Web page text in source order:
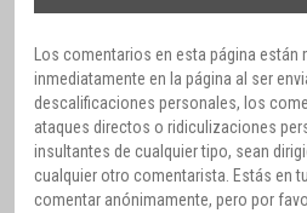
Los comentarios en esta página están
inmediatamente en la página al ser
descalificaciones personales, los
ataques directos o ridiculizaciones
insultantes de cualquier tipo, sean
cualquier otro comentarista. Estás en
comentar anónimamente, pero por